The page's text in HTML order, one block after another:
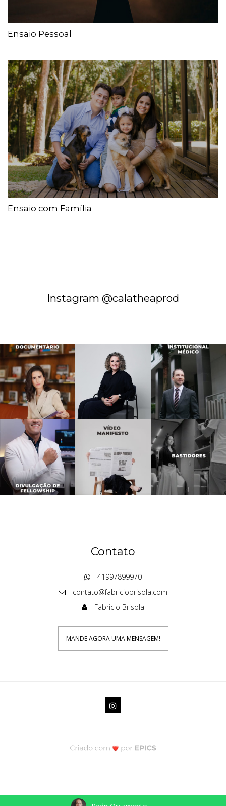
Ensaio Pessoal
Ensaio com Família
Instagram @calatheaprod
Contato
41997899970
contato@fabriciobrisola.com
Fabricio Brisola
MANDE AGORA UMA MENSAGEM!